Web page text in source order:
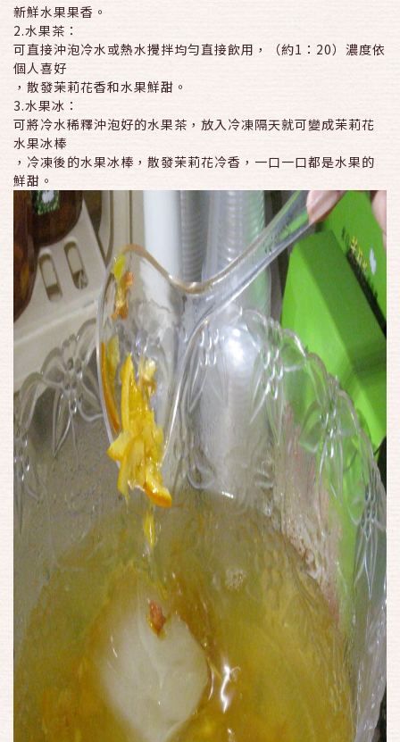
新鮮水果果香。
2.水果茶：
可直接沖泡冷水或熱水攪拌均勻直接飲用，（約1：20）濃度依
個人喜好
，散發茉莉花香和水果鮮甜。
3.水果冰：
可將冷水稀釋沖泡好的水果茶，放入冷凍隔天就可變成茉莉花
水果冰棒
，冷凍後的水果冰棒，散發茉莉花冷香，一口一口都是水果的
鮮甜。